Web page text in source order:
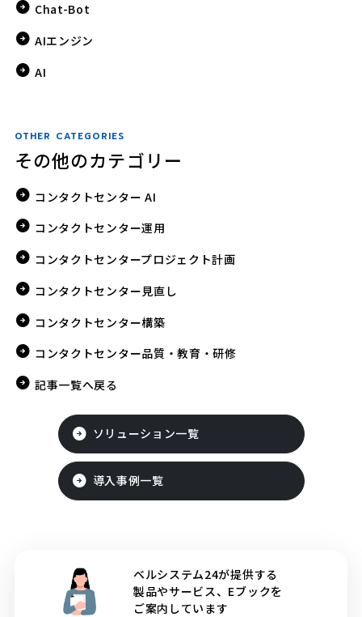
Chat-Bot
AIエンジン
AI
OTHER CATEGORIES
その他のカテゴリー
コンタクトセンター AI
コンタクトセンター運用
コンタクトセンタープロジェクト計画
コンタクトセンター見直し
コンタクトセンター構築
コンタクトセンター品質・教育・研修
記事一覧へ戻る
ソリューション一覧
導入事例一覧
ベルシステム24が提供する
製品やサービス、Eブックを
ご案内しています